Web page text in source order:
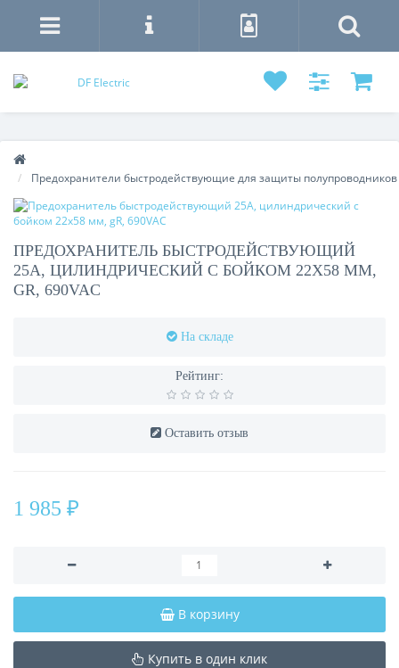
Предохранители быстродействующие для защиты полупроводников
ПРЕДОХРАНИТЕЛЬ БЫСТРОДЕЙСТВУЮЩИЙ
25А, ЦИЛИНДРИЧЕСКИЙ С БОЙКОМ 22Х58 ММ,
GR, 690VAC
На складе
Рейтинг:
Оставить отзыв
1 985 ₽
В корзину
Купить в один клик